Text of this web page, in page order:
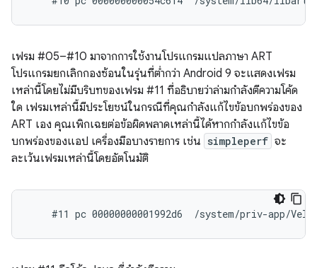
เฟรม #05–#10 มาจากการใช้งานโปรแกรมแปลภาษา ART
โปรแกรมยกเลิกกองซ้อนในรุ่นที่ต่ำกว่า Android 9 จะแสดงเฟรม
เหล่านี้โดยไม่มีบริบทของเฟรม #11 ที่อธิบายว่าล่ามกำลังตีความโค้ด
ใด เฟรมเหล่านี้มีประโยชน์ในกรณีที่คุณกำลังแก้ไขข้อบกพร่องของ
ART เอง คุณเพิกเฉยต่อข้อผิดพลาดเหล่านี้ได้หากกำลังแก้ไขข้อ
บกพร่องของแอป เครื่องมือบางรายการ เช่น simpleperf จะ
ละเว้นเฟรมเหล่านี้โดยอัตโนมัติ